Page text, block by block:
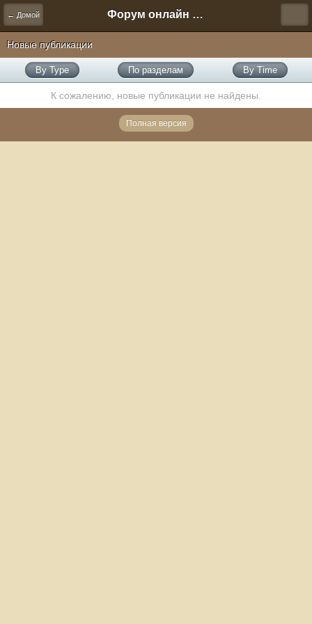
← Домой Форум онлайн игры "Новая Эра" (Нюра Биз)
Новые публикации
By Type По разделам By Time
К сожалению, новые публикации не найдены.
Полная версия